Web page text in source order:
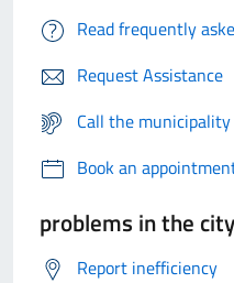
Read frequently
Request Assistance
Call the
Book an
problems in the city
Report inefficiency